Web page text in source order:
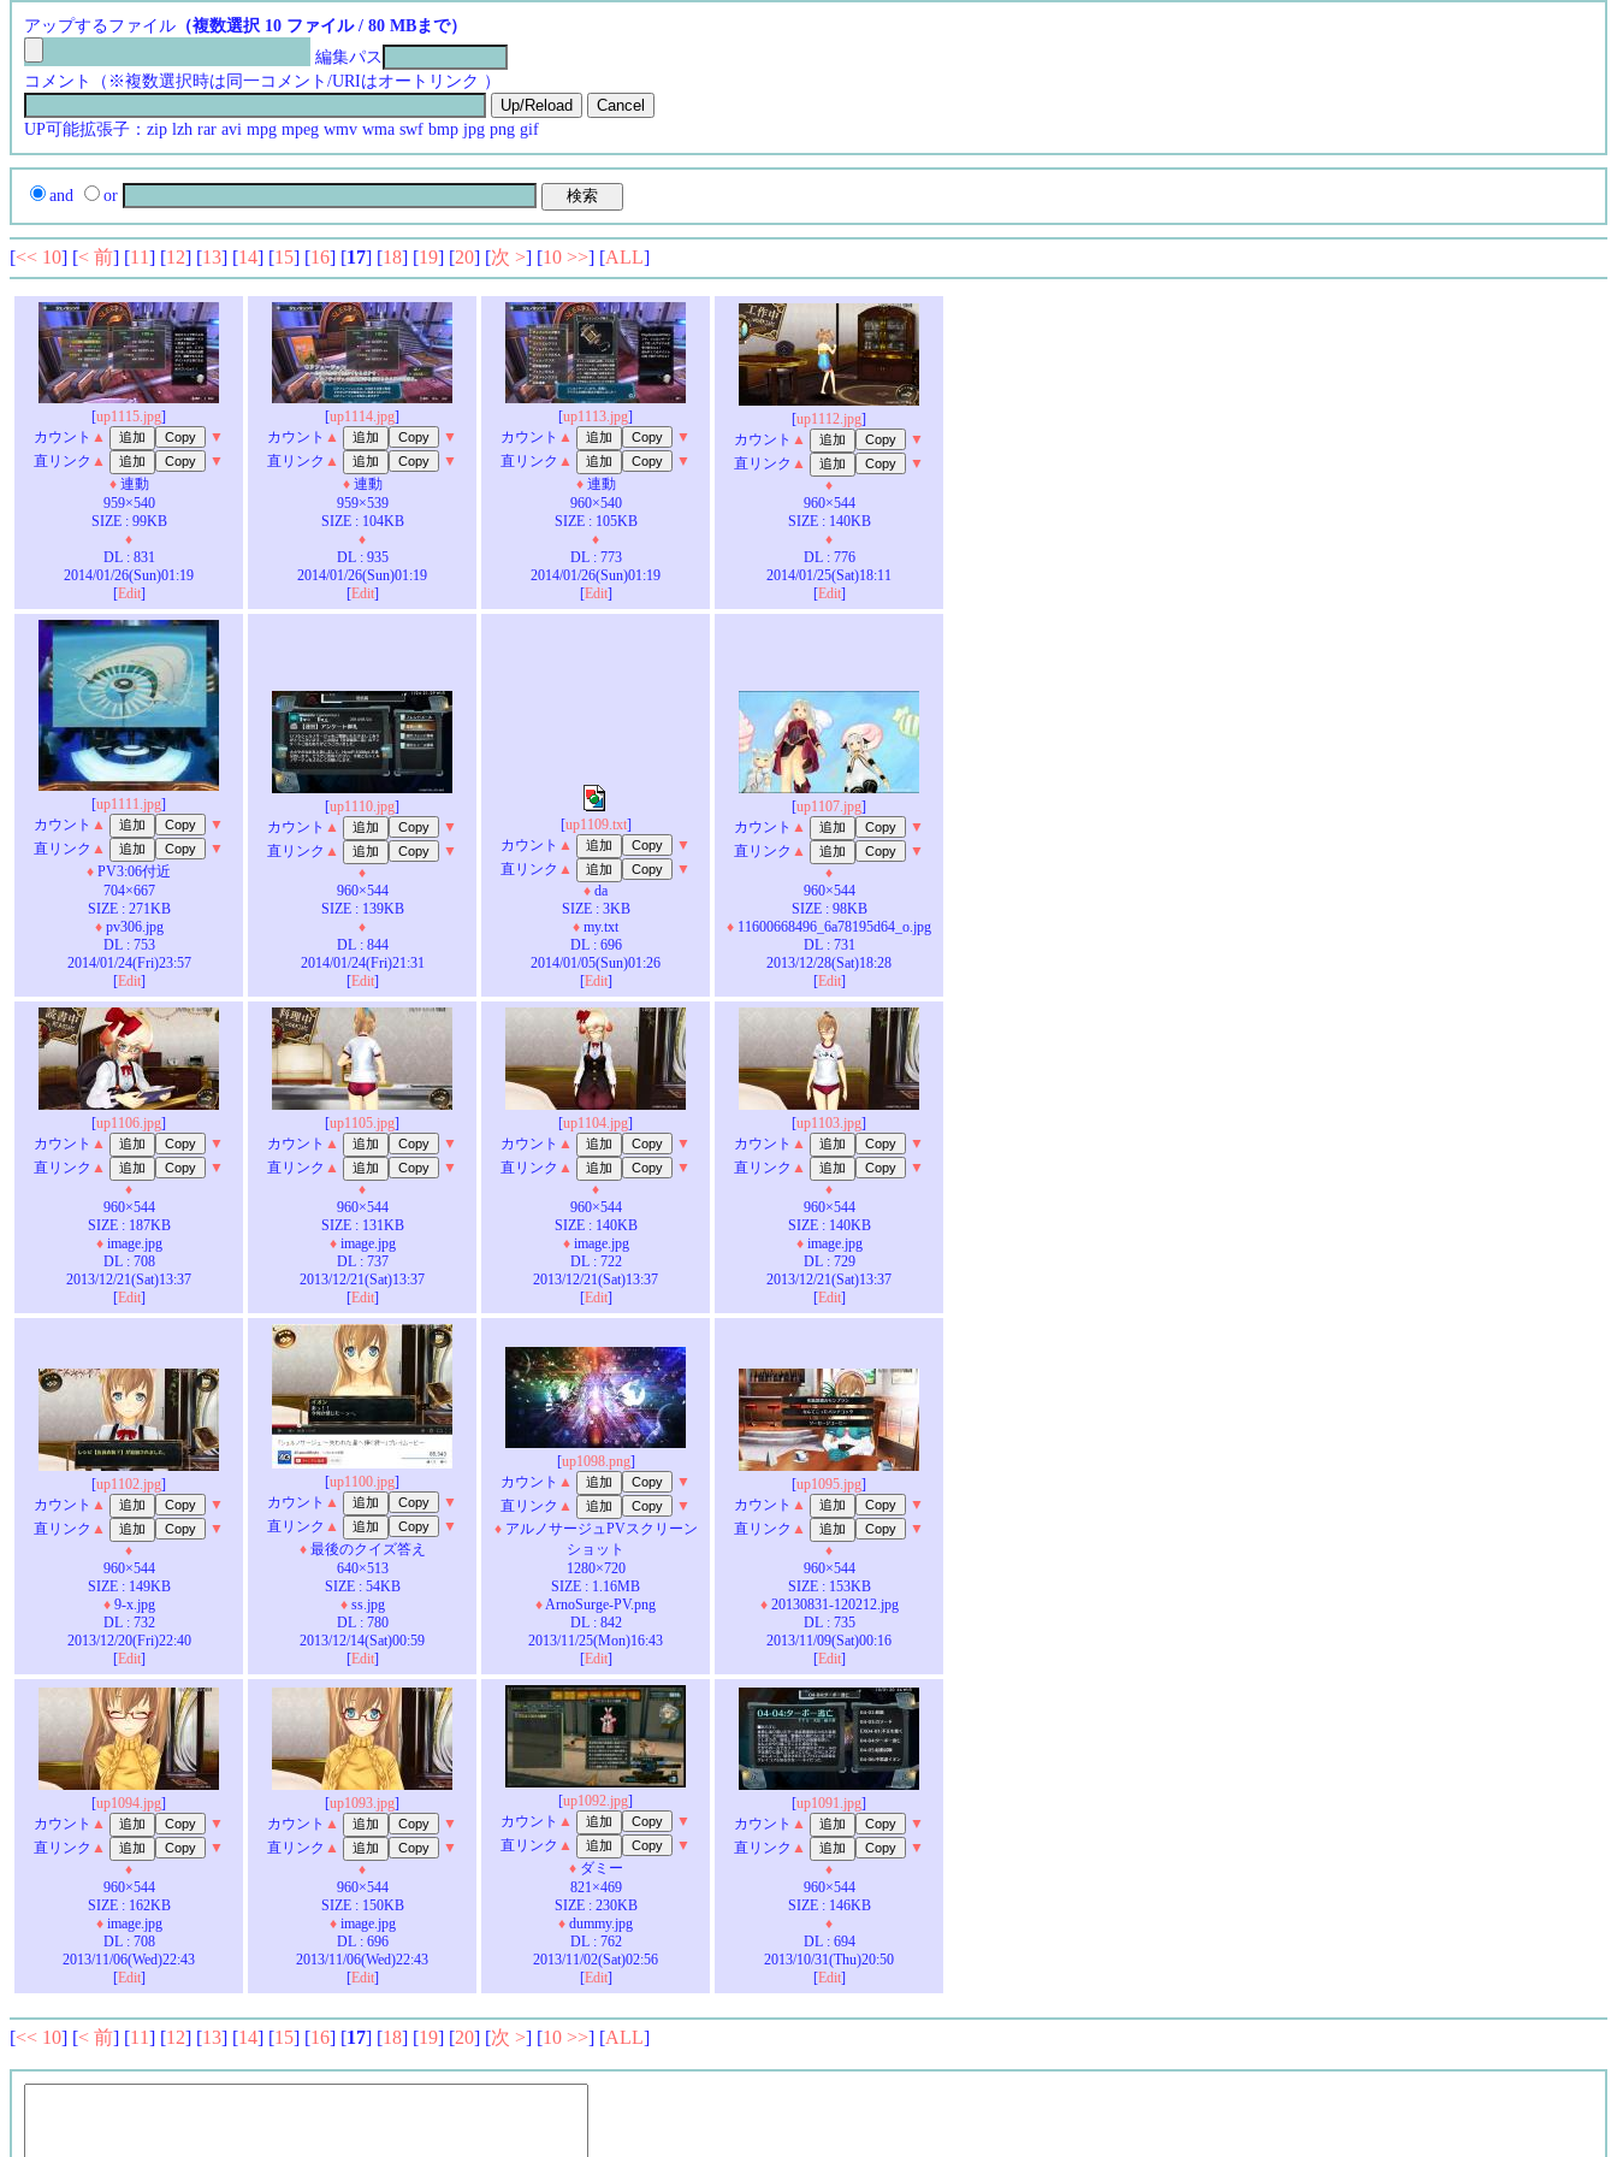
アップするファイル （複数選択 10 ファイル / 80 MBまで）
編集パス
コメント（※複数選択時は同一コメント/URIはオートリンク ）
UP可能拡張子：zip lzh rar avi mpg mpeg wmv wma swf bmp jpg png gif
and or
[<< 10] [< 前] [11] [12] [13] [14] [15] [16] [17] [18] [19] [20] [次 >] [10 >>] [ALL]
[up1115.jpg]
カウント ▲
▼
直リンク ▲
▼
♦連動
959×540
SIZE : 99KB
♦
DL : 831
2014/01/26(Sun)01:19
[Edit]
[up1114.jpg]
カウント ▲
▼
直リンク ▲
▼
♦連動
959×539
SIZE : 104KB
♦
DL : 935
2014/01/26(Sun)01:19
[Edit]
[up1113.jpg]
カウント ▲
▼
直リンク ▲
▼
♦連動
960×540
SIZE : 105KB
♦
DL : 773
2014/01/26(Sun)01:19
[Edit]
[up1112.jpg]
カウント ▲
▼
直リンク ▲
▼
♦
960×544
SIZE : 140KB
♦
DL : 776
2014/01/25(Sat)18:11
[Edit]
[up1111.jpg]
カウント ▲
▼
直リンク ▲
▼
♦ PV3:06付近
704×667
SIZE : 271KB
♦pv306.jpg
DL : 753
2014/01/24(Fri)23:57
[Edit]
[up1110.jpg]
カウント ▲
▼
直リンク ▲
▼
♦
960×544
SIZE : 139KB
♦
DL : 844
2014/01/24(Fri)21:31
[Edit]
[up1109.txt]
カウント ▲
▼
直リンク ▲
▼
♦ da
SIZE : 3KB
♦ my.txt
DL : 696
2014/01/05(Sun)01:26
[Edit]
[up1107.jpg]
カウント ▲
▼
直リンク ▲
▼
♦
960×544
SIZE : 98KB
♦ 11600668496_6a78195d64_o.jpg
DL : 731
2013/12/28(Sat)18:28
[Edit]
[up1106.jpg]
カウント ▲
▼
直リンク ▲
▼
♦
960×544
SIZE : 187KB
♦image.jpg
DL : 708
2013/12/21(Sat)13:37
[Edit]
[up1105.jpg]
カウント ▲
▼
直リンク ▲
▼
♦
960×544
SIZE : 131KB
♦image.jpg
DL : 737
2013/12/21(Sat)13:37
[Edit]
[up1104.jpg]
カウント ▲
▼
直リンク ▲
▼
♦
960×544
SIZE : 140KB
♦image.jpg
DL : 722
2013/12/21(Sat)13:37
[Edit]
[up1103.jpg]
カウント ▲
▼
直リンク ▲
▼
♦
960×544
SIZE : 140KB
♦image.jpg
DL : 729
2013/12/21(Sat)13:37
[Edit]
[up1102.jpg]
カウント ▲
▼
直リンク ▲
▼
♦
960×544
SIZE : 149KB
♦9-x.jpg
DL : 732
2013/12/20(Fri)22:40
[Edit]
[up1100.jpg]
カウント ▲
▼
直リンク ▲
▼
♦最後のクイズ答え
640×513
SIZE : 54KB
♦ss.jpg
DL : 780
2013/12/14(Sat)00:59
[Edit]
[up1098.png]
カウント ▲
▼
直リンク ▲
▼
♦アルノサージュPVスクリーン
ショット
1280×720
SIZE : 1.16MB
♦ArnoSurge-PV.png
DL : 842
2013/11/25(Mon)16:43
[Edit]
[up1095.jpg]
カウント ▲
▼
直リンク ▲
▼
♦
960×544
SIZE : 153KB
♦20130831-120212.jpg
DL : 735
2013/11/09(Sat)00:16
[Edit]
[up1094.jpg]
カウント ▲
▼
直リンク ▲
▼
♦
960×544
SIZE : 162KB
♦image.jpg
DL : 708
2013/11/06(Wed)22:43
[Edit]
[up1093.jpg]
カウント ▲
▼
直リンク ▲
▼
♦
960×544
SIZE : 150KB
♦image.jpg
DL : 696
2013/11/06(Wed)22:43
[Edit]
[up1092.jpg]
カウント ▲
▼
直リンク ▲
▼
♦ダミー
821×469
SIZE : 230KB
♦ dummy.jpg
DL : 762
2013/11/02(Sat)02:56
[Edit]
[up1091.jpg]
カウント ▲
▼
直リンク ▲
▼
♦
960×544
SIZE : 146KB
♦
DL : 694
2013/10/31(Thu)20:50
[Edit]
[<< 10] [< 前] [11] [12] [13] [14] [15] [16] [17] [18] [19] [20] [次 >] [10 >>] [ALL]